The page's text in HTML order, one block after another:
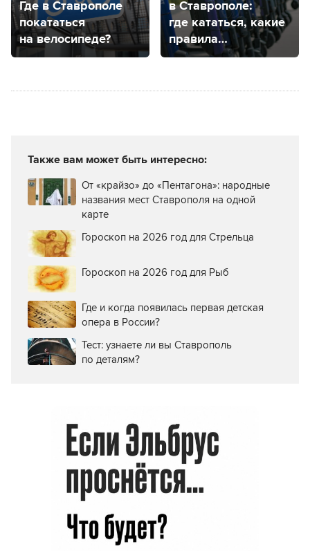
Где в Ставрополе
покататься
на велосипеде?
в Ставрополе:
где кататься, какие
правила
и где купить?
Также вам может быть интересно:
От «крайзо» до «Пентагона»: народные
названия мест Ставрополя на одной
карте
Гороскоп на 2026 год для Стрельца
Гороскоп на 2026 год для Рыб
Где и когда появилась первая детская
опера в России?
Тест: узнаете ли вы Ставрополь
по деталям?